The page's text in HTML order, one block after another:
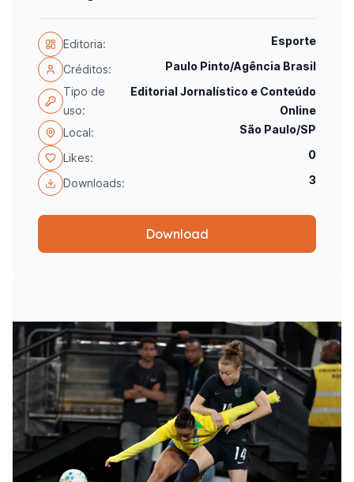
Editoria: Esporte
Créditos:
Paulo Pinto/Agência Brasil
Tipo de
uso:
Editorial Jornalístico e Conteúdo
Online
Local:
São Paulo/SP
Likes: 0
Downloads: 3
Download